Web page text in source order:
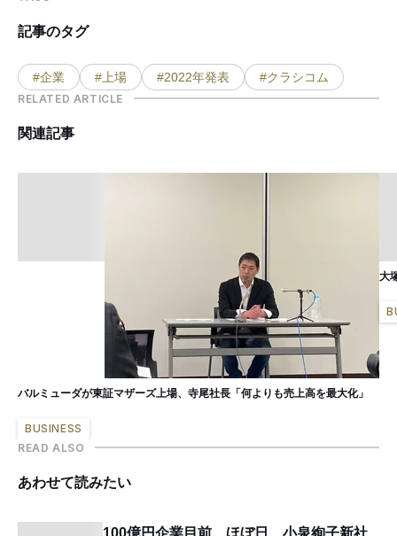
記事のタグ
#企業 #上場 #2022年発表 #クラシコム
RELATED ARTICLE
関連記事
バルミューダが東証マザーズ上場、寺尾社長「何よりも売上高を最大化」
BUSINESS
大
READ ALSO
あわせて読みたい
100億円企業目前 ほぼ日、小泉絢子新社